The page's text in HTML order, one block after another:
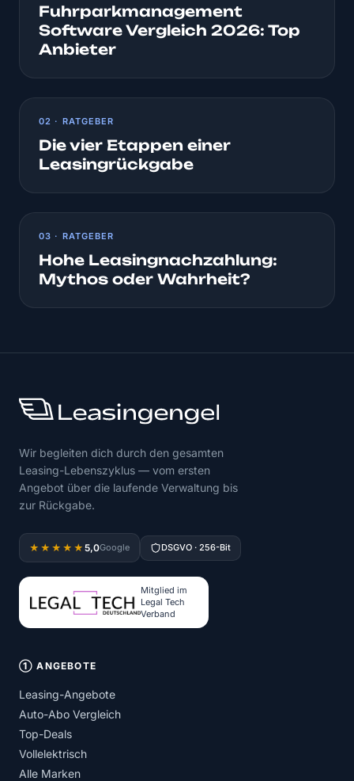
Fuhrparkmanagement
Software Vergleich 2026: Top
Anbieter
02 · RATGEBER
Die vier Etappen einer
Leasingrückgabe
03 · RATGEBER
Hohe Leasingnachzahlung:
Mythos oder Wahrheit?
Wir begleiten dich durch den gesamten
Leasing-Lebenszyklus — vom ersten
Angebot über die laufende Verwaltung bis
zur Rückgabe.
★★★★★ 5,0Google DSGVO · 256-Bit
Mitglied im
Legal Tech
Verband
① ANGEBOTE
Leasing-Angebote
Auto-Abo Vergleich
Top-Deals
Vollelektrisch
Alle Marken